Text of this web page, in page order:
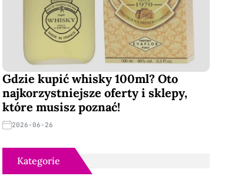
Gdzie kupić whisky 100ml? Oto
najkorzystniejsze oferty i sklepy,
które musisz poznać!
2026-06-26
Kategorie